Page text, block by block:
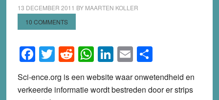
13 DECEMBER 2011 BY MAARTEN KOLLER
10 COMMENTS
Facebook
Twitter
Reddit
WhatsApp
LinkedIn
EmailShare
Sci-ence.org is een website waar onwetendheid en
verkeerde informatie wordt bestreden door er strips